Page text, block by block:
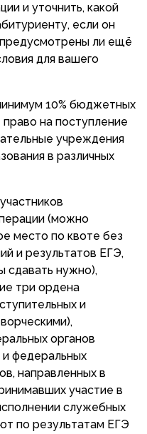
и уточнить, какой
если он
ли ещё
для вашего
10% бюджетных
на поступление
учреждения
в различных
(можно
место по квоте без
и результатов ЕГЭ,
сдавать нужно),
три ордена
и
органов
и федеральных
направленных в
участие в
служебных
по результатам ЕГЭ